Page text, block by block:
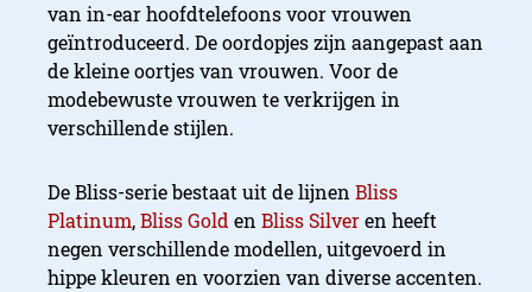
van in-ear hoofdtelefoons voor vrouwen
geïntroduceerd. De oordopjes zijn aangepast aan
de kleine oortjes van vrouwen. Voor de
modebewuste vrouwen te verkrijgen in
verschillende stijlen.
De Bliss-serie bestaat uit de lijnen Bliss
Platinum,Bliss Gold en Bliss Silveren heeft
negen verschillende modellen, uitgevoerd in
hippe kleuren en voorzien van diverse accenten.